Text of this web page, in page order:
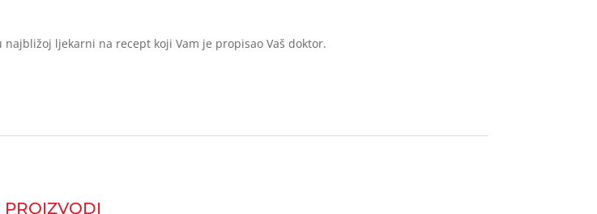
ljekarni na recept koji Vam je propisao Vaš doktor.
PROIZVODI